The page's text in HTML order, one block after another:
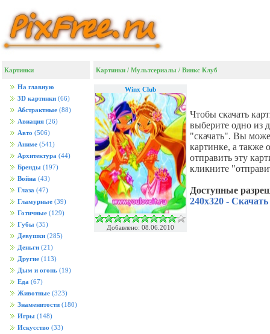
Картинки
На главную
3D картинки (66)
Абстрактные (88)
Авиация (26)
Авто (506)
Аниме (541)
Архитектура (44)
Бренды (197)
Война (43)
Глаза (47)
Гламурные (39)
Готичные (129)
Губы (35)
Девушки (285)
Деньги (21)
Другие (113)
Дым и огонь (19)
Еда (67)
Животные (323)
Знаменитости (180)
Игры (148)
Искусство (33)
Картинки / Мультсериалы / Винкс Клуб
Winx Club
Добавлено: 08.06.2010
Чтобы скачать
выберите одно из
"скачать". Вы
картинке, а также
отправить эту
кликните
Доступные
240x320 - Скачать